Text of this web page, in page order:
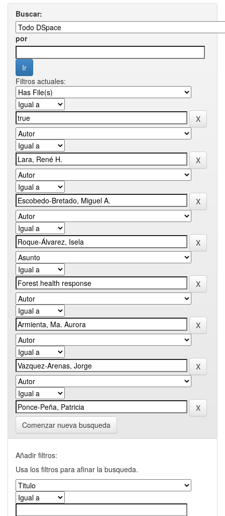
Buscar:
por
Filtros actuales:
Comenzar nueva busqueda
Añadir filtros:
Usa los filtros para afinar la busqueda.